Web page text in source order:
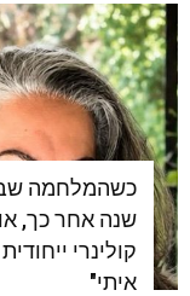
כשהמלחמה
שנה אחר כך,
קולינרי
איתי"